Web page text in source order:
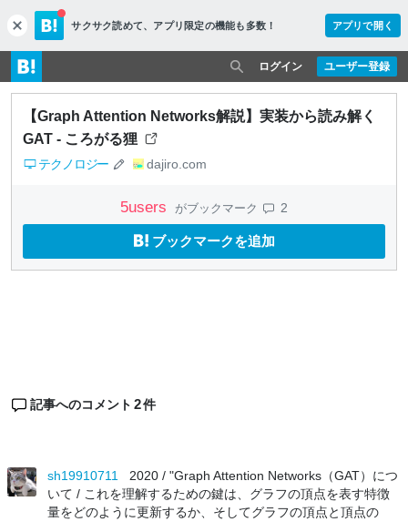
c
l
o
s
e
サクサク読めて、 アプリ限定の機能も多数！ アプリで開く
ユーザー登録
ログイン
【Graph Attention Networks解説】実装から読み解く
GAT - ころがる狸
テクノロジー dajiro.com
5users がブックマーク 2
ブックマークを追加
記事へのコメント 2件
sh19910711
2020 / "Graph Attention Networks（GAT）につ
いて / これを理解するための鍵は、グラフの頂点を表す特徴
量をどのように更新するか、そしてグラフの頂点と頂点の